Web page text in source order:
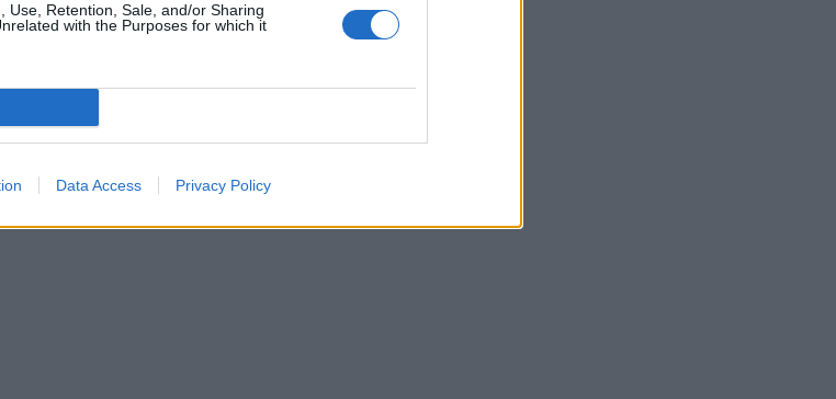
Use, Retention, Sale, and/or Sharing
with the Purposes for which it
Data Access Privacy Policy